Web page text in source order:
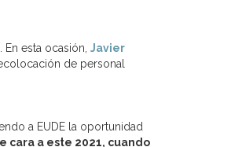
esta ocasión, Javier
de personal
a EUDE la oportunidad
cara a este 2021, cuando